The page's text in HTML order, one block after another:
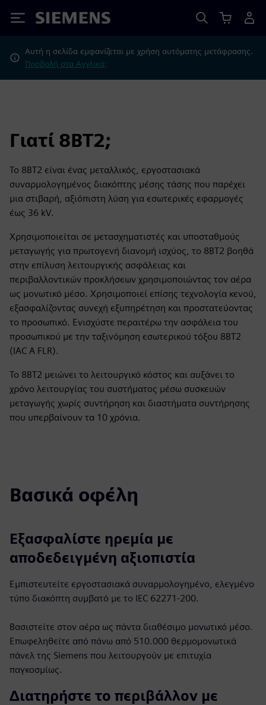
Siemens
Αυτή η σελίδα εμφανίζεται με χρήση αυτόματης μετάφρασης.
Προβολή στα Αγγλικά;
Γιατί 8BT2;
Το 8BT2 είναι ένας μεταλλικός, εργοστασιακά
συναρμολογημένος διακόπτης μέσης τάσης που παρέχει
μια στιβαρή, αξιόπιστη λύση για εσωτερικές εφαρμογές
έως 36 kV.
Χρησιμοποιείται σε μετασχηματιστές και υποσταθμούς
μεταγωγής για πρωτογενή διανομή ισχύος, το 8BT2 βοηθά
στην επίλυση λειτουργικής ασφάλειας και
περιβαλλοντικών προκλήσεων χρησιμοποιώντας τον αέρα
ως μονωτικό μέσο. Χρησιμοποιεί επίσης τεχνολογία κενού,
εξασφαλίζοντας συνεχή εξυπηρέτηση και προστατεύοντας
το προσωπικό. Ενισχύστε περαιτέρω την ασφάλεια του
προσωπικού με την ταξινόμηση εσωτερικού τόξου 8BT2
(IAC A FLR).
Το 8BT2 μειώνει το λειτουργικό κόστος και αυξάνει το
χρόνο λειτουργίας του συστήματος μέσω συσκευών
μεταγωγής χωρίς συντήρηση και διαστήματα συντήρησης
που υπερβαίνουν τα 10 χρόνια.
Βασικά οφέλη
Εξασφαλίστε ηρεμία με
αποδεδειγμένη αξιοπιστία
Εμπιστευτείτε εργοστασιακά συναρμολογημένο, ελεγμένο
τύπο διακόπτη συμβατό με το IEC 62271-200.
Βασιστείτε στον αέρα ως πάντα διαθέσιμο μονωτικό μέσο.
Επωφεληθείτε από πάνω από 510.000 θερμομονωτικά
πάνελ της Siemens που λειτουργούν με επιτυχία
παγκοσμίως.
Διατηρήστε το περιβάλλον με